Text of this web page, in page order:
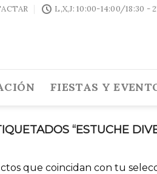
L,X,J: 10:00-14:00/18:30 -
FIESTAS Y
“ESTUCHE
que coincidan con tu